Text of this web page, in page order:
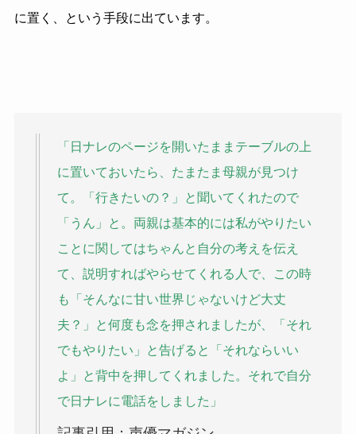
に置く、という手段に出ています。
「日ナレのページを開いたままテーブルの上
に置いておいたら、たまたま母親が見つけ
て。「行きたいの？」と聞いてくれたので
「うん」と。両親は基本的には私がやりたい
ことに関してはちゃんと自分の考えを伝え
て、説明すればやらせてくれる人で、この時
も「そんなに甘い世界じゃないけど大丈
夫？」と何度も念を押されましたが、「それ
でもやりたい」と告げると「それならいい
よ」と背中を押してくれました。それで自分
で日ナレに電話をしました」